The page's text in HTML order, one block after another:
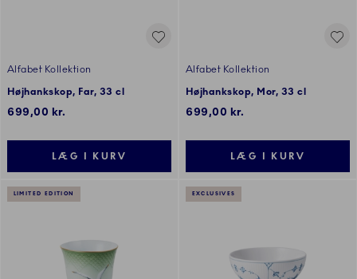
Alfabet Kollektion
Højhankskop, Far, 33 cl
699,00 kr.
LÆG I KURV
Alfabet Kollektion
Højhankskop, Mor, 33 cl
699,00 kr.
LÆG I KURV
LIMITED EDITION EXCLUSIVES